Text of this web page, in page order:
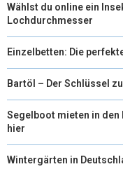
Wählst du online ein
Lochdurchmesser
Einzelbetten: Die
Bartöl – Der Schlüssel
Segelboot mieten in den
hier
Wintergärten in